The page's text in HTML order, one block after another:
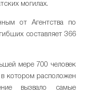
могилах.
от Агентства по
составляет 366
мере 700 человек
котором расположен
вызвало самые